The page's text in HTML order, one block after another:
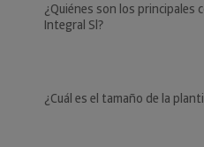
¿Quiénes son los principales
Integral Sl?
¿Cuál es el tamaño de la